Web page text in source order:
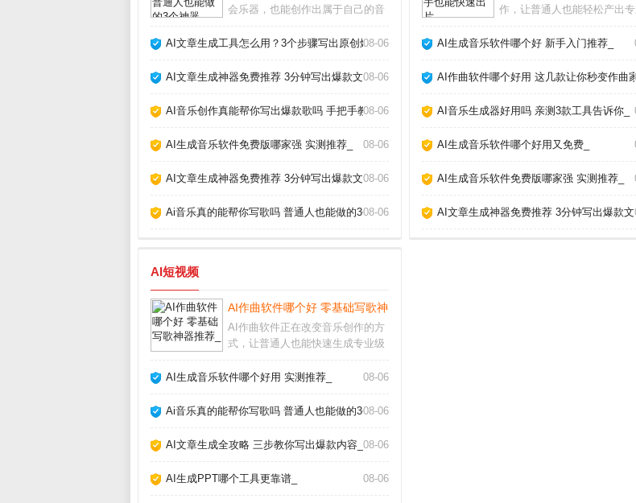
会乐器，也能创作出属于自己的音
切变成现实。从自动生成旋律到智
乐正在降低创作门槛，让每个人都
AI文章生成工具怎么用？3个步骤写出原创爆款_
08-06
AI文章生成神器免费推荐 3分钟写出爆款文章_
08-06
AI音乐创作真能帮你写出爆款歌吗 手把手教你玩转AI作歌_
08-06
AI生成音乐软件免费版哪家强 实测推荐_ 08-06
AI文章生成神器免费推荐 3分钟写出爆款文章_
08-06
Ai音乐真的能帮你写歌吗 普通人也能做的3个神器_
08-06
作，让普通人也能轻松产出
特效、配音，如今只需输入
文结合近期热门工具实测，
AI生成音乐软件哪个好 新手入门推荐_
AI作曲软件哪个好用 这几款让你秒变作曲
AI音乐生成器好用吗 亲测3款工具告诉你_
AI生成音乐软件哪个好用又免费_
AI生成音乐软件免费版哪家强 实测推荐_
AI文章生成神器免费推荐 3分钟写出爆款
AI短视频
AI作曲软件哪个好 零基础写歌神器推荐_
AI作曲软件正在改变音乐创作的方
式，让普通人也能快速生成专业级
还是资深制作人，这类工具都能帮
用大多数AI作曲软件操作非常简
AI生成音乐软件哪个好用 实测推荐_ 08-06
Ai音乐真的能帮你写歌吗 普通人也能做的3个神器_
08-06
AI文章生成全攻略 三步教你写出爆款内容_ 08-06
AI生成PPT哪个工具更靠谱_ 08-06